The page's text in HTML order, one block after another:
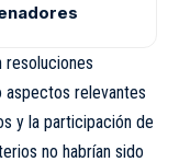
resoluciones
aspectos relevantes
y la participación de
no habrían sido